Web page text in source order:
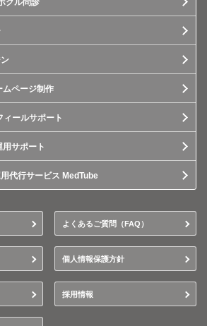
クル問診
ムページ制作
ールサポート
サポート
代行サービス MedTube
よくあるご質問（FAQ）
個人情報保護方針
採用情報